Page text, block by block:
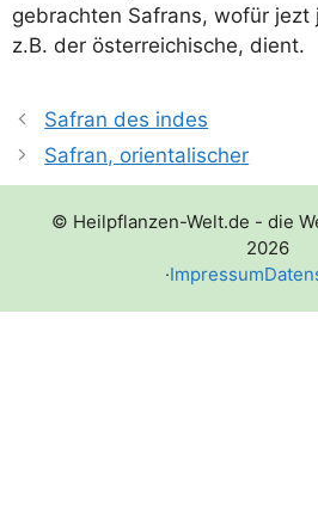
gebrach­ten Safrans, wofür jezt
z.B. der öster­rei­chi­sche, dient.
Safran des indes
Safran, orientalischer
© Heilpflanzen-Welt.de - die
2026
·Impressum